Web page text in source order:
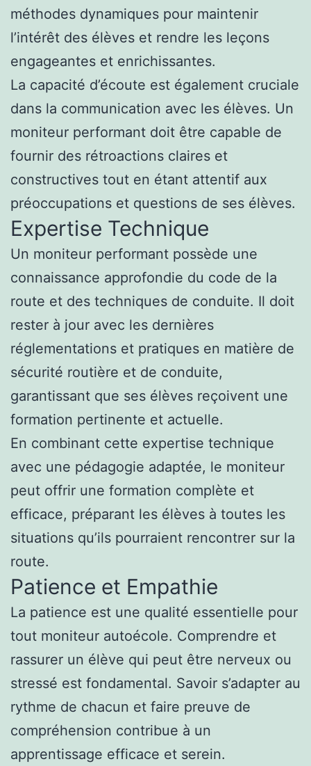
méthodes dynamiques pour maintenir
l’intérêt des élèves et rendre les leçons
engageantes et enrichissantes.
La capacité d’écoute est également cruciale
dans la communication avec les élèves. Un
moniteur performant doit être capable de
fournir des rétroactions claires et
constructives tout en étant attentif aux
préoccupations et questions de ses élèves.
Expertise Technique
Un moniteur performant possède une
connaissance approfondie du code de la
route et des techniques de conduite. Il doit
rester à jour avec les dernières
réglementations et pratiques en matière de
sécurité routière et de conduite,
garantissant que ses élèves reçoivent une
formation pertinente et actuelle.
En combinant cette expertise technique
avec une pédagogie adaptée, le moniteur
peut offrir une formation complète et
efficace, préparant les élèves à toutes les
situations qu’ils pourraient rencontrer sur la
route.
Patience et Empathie
La patience est une qualité essentielle pour
tout moniteur autoécole. Comprendre et
rassurer un élève qui peut être nerveux ou
stressé est fondamental. Savoir s’adapter au
rythme de chacun et faire preuve de
compréhension contribue à un
apprentissage efficace et serein.